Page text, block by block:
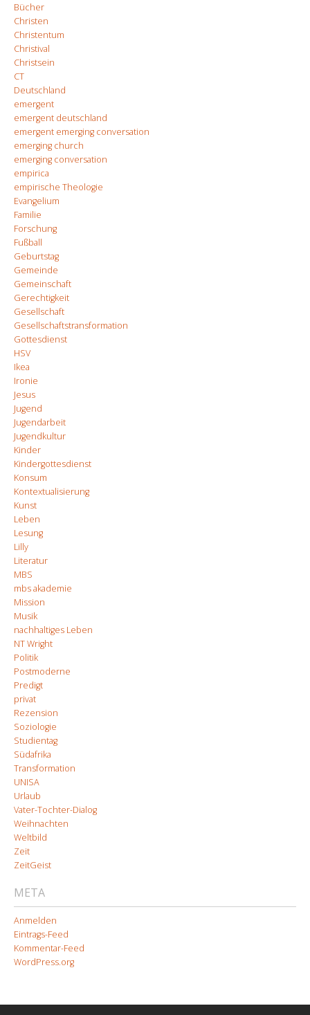
Bücher
Christen
Christentum
Christival
Christsein
CT
Deutschland
emergent
emergent deutschland
emergent emerging conversation
emerging church
emerging conversation
empirica
empirische Theologie
Evangelium
Familie
Forschung
Fußball
Geburtstag
Gemeinde
Gemeinschaft
Gerechtigkeit
Gesellschaft
Gesellschaftstransformation
Gottesdienst
HSV
Ikea
Ironie
Jesus
Jugend
Jugendarbeit
Jugendkultur
Kinder
Kindergottesdienst
Konsum
Kontextualisierung
Kunst
Leben
Lesung
Lilly
Literatur
MBS
mbs akademie
Mission
Musik
nachhaltiges Leben
NT Wright
Politik
Postmoderne
Predigt
privat
Rezension
Soziologie
Studientag
Südafrika
Transformation
UNISA
Urlaub
Vater-Tochter-Dialog
Weihnachten
Weltbild
Zeit
ZeitGeist
META
Anmelden
Eintrags-Feed
Kommentar-Feed
WordPress.org